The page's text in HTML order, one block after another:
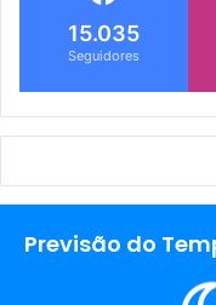
15.035
Seguidores
Previsão do